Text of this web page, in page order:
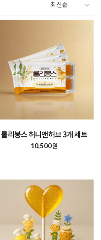
롤리봉스 허니앤허브 3개 세트
10,500원